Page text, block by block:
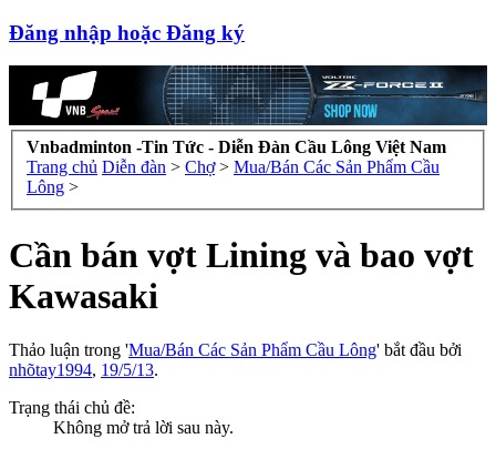
Đăng nhập hoặc Đăng ký
Vnbadminton -Tin Tức - Diễn Đàn Cầu Lông Việt Nam
Trang chủ Diễn đàn > Chợ > Mua/Bán Các Sản Phẩm Cầu
Lông >
Cần bán vợt Lining và bao vợt
Kawasaki
Thảo luận trong 'Mua/Bán Các Sản Phẩm Cầu Lông' bắt đầu bởi
nhõtay1994, 19/5/13.
Trạng thái chủ đề:
Không mở trả lời sau này.